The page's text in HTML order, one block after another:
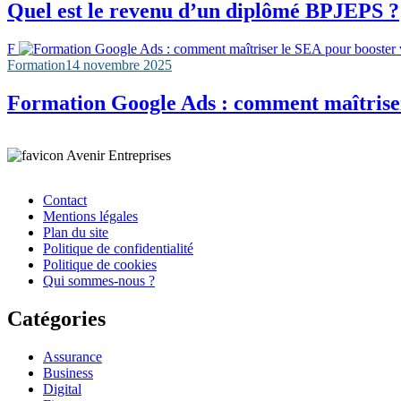
Quel est le revenu d’un diplômé BPJEPS ?
F
Formation14 novembre 2025
Formation Google Ads : comment
Contact
Mentions légales
Plan du site
Politique de confidentialité
Politique de cookies
Qui sommes-nous ?
Catégories
Assurance
Business
Digital